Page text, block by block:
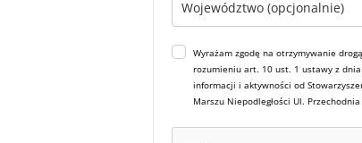
Wyrażam zgodę na otrzymywanie
rozumieniu art. 10 ust. 1 ustawy z
informacji i aktywności od
Marszu Niepodległości Ul.